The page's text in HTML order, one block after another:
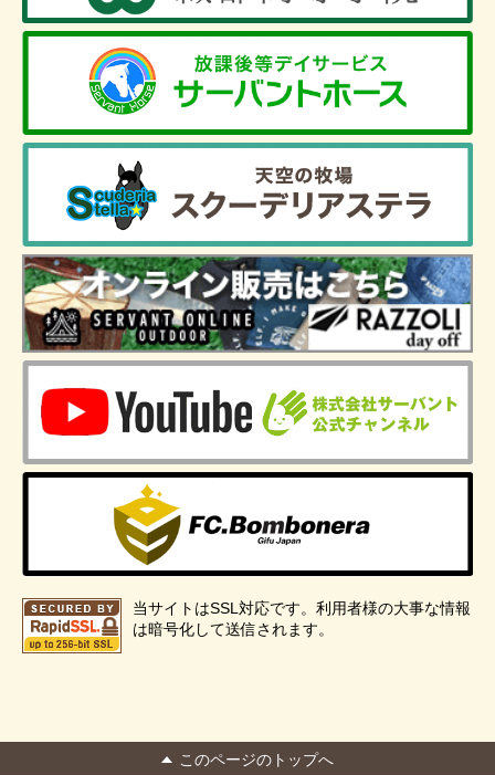
当サイトはSSL対応です。利用者様の大事な情報
は暗号化して送信されます。
このページのトップへ